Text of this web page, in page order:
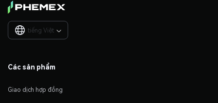
tiếng Việt 
Các sản phẩm
Giao dịch hợp đồng